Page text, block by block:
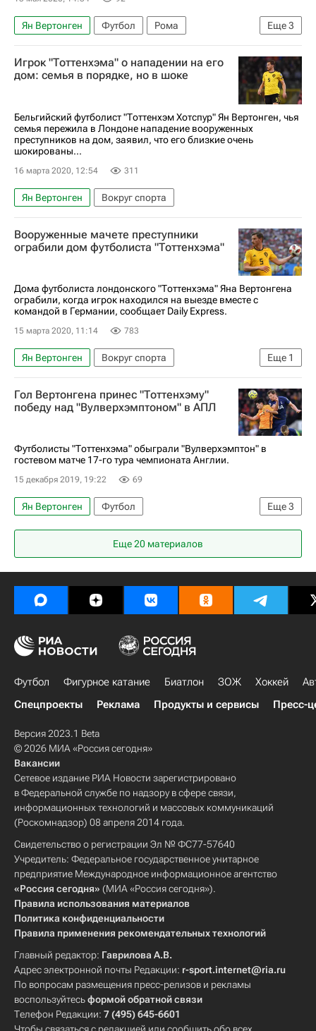
Еще3
Ян Вертонген Футбол
Рома
Тоттенхэм Хотспур
Ливерпуль
Деян Ловрен
Игрок "Тоттенхэма" о нападении на его
дом: семья в порядке, но в шоке
Бельгийский футболист "Тоттенхэм Хотспур" Ян Вертонген, чья
семья пережила в Лондоне нападение вооруженных
преступников на дом, заявил, что его близкие очень
шокированы...
16 марта 2020, 12:54 311
Ян Вертонген Вокруг спорта
Вооруженные мачете преступники
ограбили дом футболиста "Тоттенхэма"
Дома футболиста лондонского "Тоттенхэма" Яна Вертонгена
ограбили, когда игрок находился на выезде вместе с
командой в Германии, сообщает Daily Express.
15 марта 2020, 11:14 783
Еще 1
Ян Вертонген
Вокруг спорта
Тоттенхэм Хотспур
Гол Вертонгена принес "Тоттенхэму"
победу над "Вулверхэмптоном" в АПЛ
Футболисты "Тоттенхэма" обыграли "Вулверхэмптон" в
гостевом матче 17-го тура чемпионата Англии.
15 декабря 2019, 19:22 69
Еще3
Ян Вертонген
Футбол
АПЛ 2026-2027 (Чемпионат Англии по футболу)
Вулверхэмптон
Еще 20 материалов
Футбол Фигурное катание Биатлон ЗОЖ Хоккей
Спецпроекты
Реклама Продукты и сервисы Пресс-
Версия 2023.1 Beta
© 2026 МИА «Россия сегодня»
Вакансии
Сетевое издание РИА Новости зарегистрировано
в Федеральной службе по надзору в сфере связи,
информационных технологий и массовых коммуникаций
(Роскомнадзор) 08 апреля 2014 года.
Свидетельство о регистрации Эл № ФС77-57640
Учредитель: Федеральное государственное унитарное
предприятие Международное информационное агентство
«Россия сегодня» (МИА «Россия сегодня»).
Правила использования материалов
Политика конфиденциальности
Правила применения рекомендательных технологий
Главный редактор: Гаврилова А.В.
Адрес электронной почты Редакции: r-sport.internet@ria.ru
По вопросам размещения пресс-релизов и рекламы
воспользуйтесьформой обратной связи
Телефон Редакции: 7 (495) 645-6601